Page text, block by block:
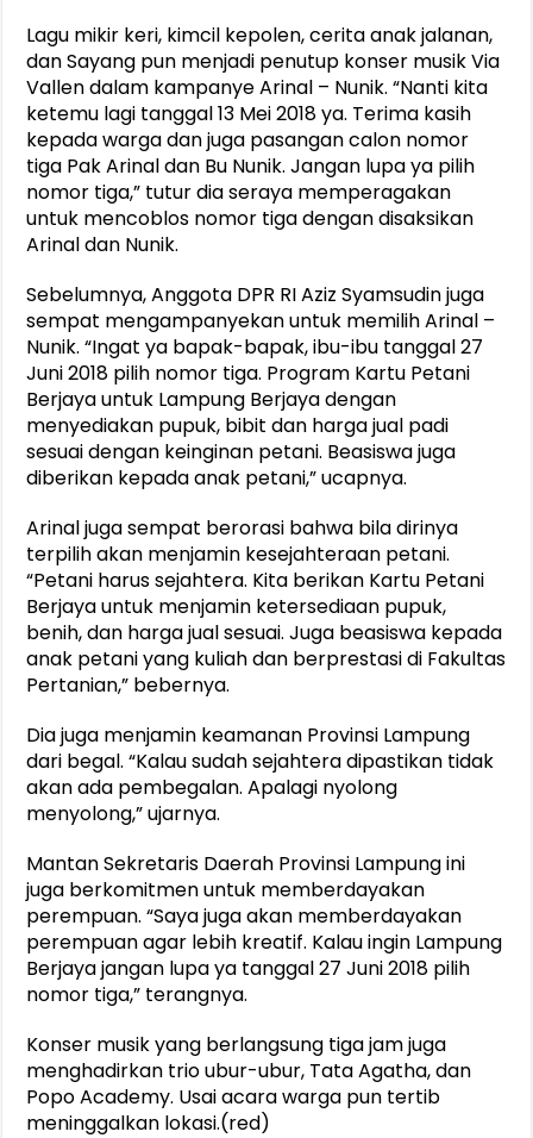
Lagu mikir keri, kimcil kepolen, cerita anak jalanan,
dan Sayang pun menjadi penutup konser musik Via
Vallen dalam kampanye Arinal – Nunik. “Nanti kita
ketemu lagi tanggal 13 Mei 2018 ya. Terima kasih
kepada warga dan juga pasangan calon nomor
tiga Pak Arinal dan Bu Nunik. Jangan lupa ya pilih
nomor tiga,” tutur dia seraya memperagakan
untuk mencoblos nomor tiga dengan disaksikan
Arinal dan Nunik.
Sebelumnya, Anggota DPR RI Aziz Syamsudin juga
sempat mengampanyekan untuk memilih Arinal –
Nunik. “Ingat ya bapak-bapak, ibu-ibu tanggal 27
Juni 2018 pilih nomor tiga. Program Kartu Petani
Berjaya untuk Lampung Berjaya dengan
menyediakan pupuk, bibit dan harga jual padi
sesuai dengan keinginan petani. Beasiswa juga
diberikan kepada anak petani,” ucapnya.
Arinal juga sempat berorasi bahwa bila dirinya
terpilih akan menjamin kesejahteraan petani.
“Petani harus sejahtera. Kita berikan Kartu Petani
Berjaya untuk menjamin ketersediaan pupuk,
benih, dan harga jual sesuai. Juga beasiswa kepada
anak petani yang kuliah dan berprestasi di Fakultas
Pertanian,” bebernya.
Dia juga menjamin keamanan Provinsi Lampung
dari begal. “Kalau sudah sejahtera dipastikan tidak
akan ada pembegalan. Apalagi nyolong
menyolong,” ujarnya.
Mantan Sekretaris Daerah Provinsi Lampung ini
juga berkomitmen untuk memberdayakan
perempuan. “Saya juga akan memberdayakan
perempuan agar lebih kreatif. Kalau ingin Lampung
Berjaya jangan lupa ya tanggal 27 Juni 2018 pilih
nomor tiga,” terangnya.
Konser musik yang berlangsung tiga jam juga
menghadirkan trio ubur-ubur, Tata Agatha, dan
Popo Academy. Usai acara warga pun tertib
meninggalkan lokasi.(red)